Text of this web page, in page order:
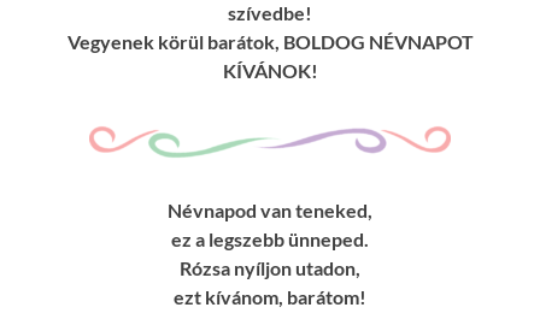
szívedbe!
Vegyenek körül barátok, BOLDOG NÉVNAPOT
KÍVÁNOK!
Névnapod van teneked,
ez a legszebb ünneped.
Rózsa nyíljon utadon,
ezt kívánom, barátom!